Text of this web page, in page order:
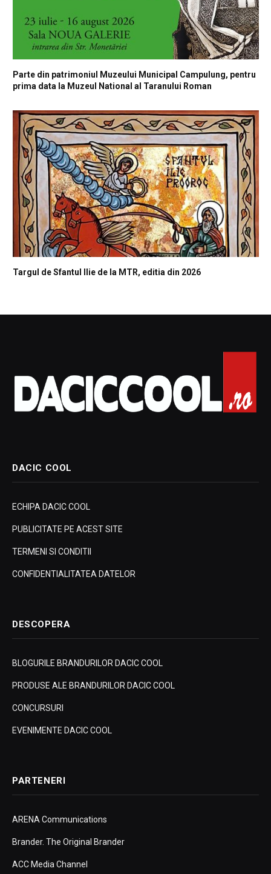
Parte din patrimoniul Muzeului Municipal Campulung, pentru
prima data la Muzeul National al Taranului Roman
Targul de Sfantul Ilie de la MTR, editia din 2026
DACIC COOL
ECHIPA DACIC COOL
PUBLICITATE PE ACEST SITE
TERMENI SI CONDITII
CONFIDENTIALITATEA DATELOR
DESCOPERA
BLOGURILE BRANDURILOR DACIC COOL
PRODUSE ALE BRANDURILOR DACIC COOL
CONCURSURI
EVENIMENTE DACIC COOL
PARTENERI
ARENA Communications
Brander. The Original Brander
ACC Media Channel